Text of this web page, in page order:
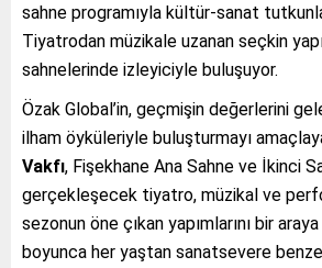
sahne programıyla kültür-sanat
Tiyatrodan müzikale uzanan seçkin
sahnelerinde izleyiciyle buluşuyor.
Özak Global’in, geçmişin değerlerini
ilham öyküleriyle buluşturmayı
Vakfı, Fişekhane Ana Sahne ve İkinci
gerçekleşecek tiyatro, müzikal ve
sezonun öne çıkan yapımlarını bir
boyunca her yaştan sanatsevere